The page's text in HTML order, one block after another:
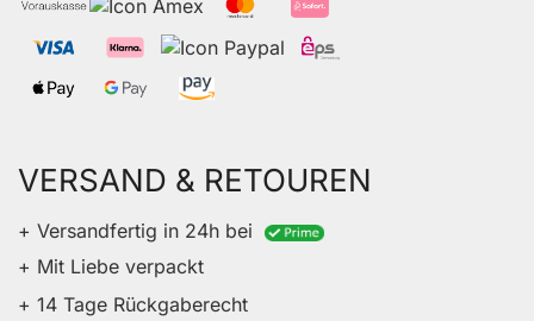
VERSAND & RETOUREN
+ Versandfertig in 24h bei
+ Mit Liebe verpackt
+ 14 Tage Rückgaberecht